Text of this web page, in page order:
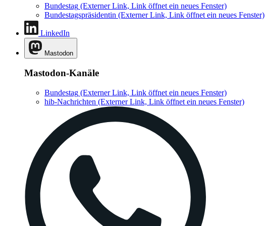
Bundestag (Externer Link, Link öffnet ein neues Fenster)
Bundestagspräsidentin (Externer Link, Link öffnet ein neues Fenster)
LinkedIn
Mastodon
Mastodon-Kanäle
Bundestag (Externer Link, Link öffnet ein neues Fenster)
hib-Nachrichten (Externer Link, Link öffnet ein neues Fenster)